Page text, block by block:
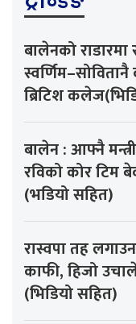
बालेनको
ब्रिटिश
बालेन : आफ्नै
रविको कोर टिम
(भडियो सहित)
रास्वपा तह
काफी, हिजो
(भिडियो सहित)